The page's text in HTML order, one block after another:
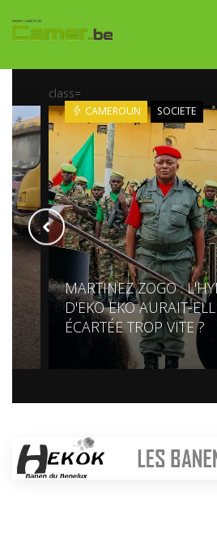
class=
CAMEROUN SOCIETE
MARTINEZ ZOGO :
D'EKO EKO AURAIT-
ÉCARTÉE TROP VITE ?